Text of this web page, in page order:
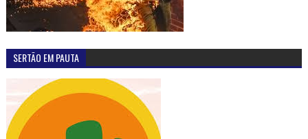
SERTÃO EM PAUTA